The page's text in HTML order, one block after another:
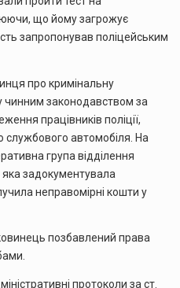
що йому загрожує
запропонував поліцейським
про кримінальну
чинним законодавством за
працівників поліції,
автомобіля. На
група відділення
задокументувала
неправомірні кошти у
позбавлений права
протоколи за ст.